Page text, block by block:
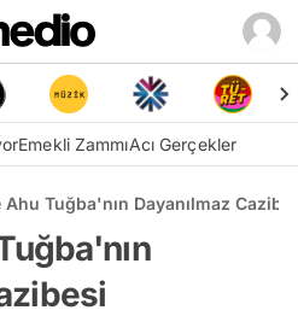
Emekli ZammıAcı Gerçekler
Ahu Tuğba'nın Dayanılmaz